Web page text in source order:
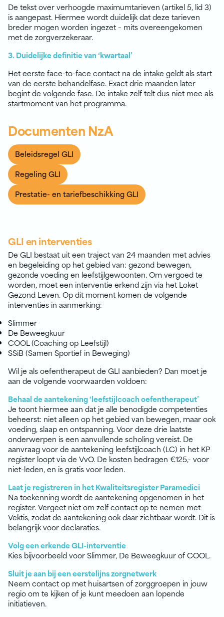
De tekst over verhoogde maximumtarieven (artikel 5, lid 3)
is aangepast. Hiermee wordt duidelijk dat deze tarieven
breder mogen worden ingezet – mits overeengekomen
met de zorgverzekeraar.
3. Duidelijke definitie van ‘kwartaal’
Het eerste face-to-face contact na de intake geldt als start
van de eerste behandelfase. Exact drie maanden later
begint de volgende fase. De intake zelf telt dus niet mee als
startmoment van het programma.
Documenten NzA
Beleidsregel GLI
Regeling GLI
Prestatie- en tariefbeschikking GLI
GLI en interventies
De GLI bestaat uit een traject van 24 maanden met advies
en begeleiding op het gebied van: gezond bewegen,
gezonde voeding en leefstijlgewoonten. Om vergoed te
worden, moet een interventie erkend zijn via het Loket
Gezond Leven. Op dit moment komen de volgende
interventies in aanmerking:
Slimmer
De Beweegkuur
COOL (Coaching op Leefstijl)
SSiB (Samen Sportief in Beweging)
Wil je als oefentherapeut de GLI aanbieden? Dan moet je
aan de volgende voorwaarden voldoen:
Behaal de aantekening ‘leefstijlcoach oefentherapeut’
Je toont hiermee aan dat je alle benodigde competenties
beheerst: niet alleen op het gebied van bewegen, maar ook
voeding, slaap en ontspanning. Voor deze drie laatste
onderwerpen is een aanvullende scholing vereist. De
aanvraag voor de aantekening leefstijlcoach (LC) in het KP
register loopt via de VvO. De kosten bedragen €125,- voor
niet-leden, en is gratis voor leden.
Laat je registreren in het Kwaliteitsregister Paramedici
Na toekenning wordt de aantekening opgenomen in het
register. Vergeet niet om zelf contact op te nemen met
Vektis, zodat de aantekening ook daar zichtbaar wordt. Dit is
belangrijk voor declaraties.
Volg een erkende GLI-interventie
Kies bijvoorbeeld voor Slimmer, De Beweegkuur of COOL.
Sluit je aan bij een eerstelijns zorgnetwerk
Neem contact op met huisartsen of zorggroepen in jouw
regio om te kijken of je kunt meedoen aan lopende
initiatieven.